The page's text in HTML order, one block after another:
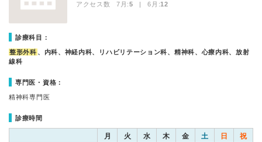
アクセス数 7月:5 | 6月:12
診療科目：
整形外科 、内科、神経内科、リハビリテーション科、精神科、心療内科、放射
線科
専門医・資格：
精神科専門医
診療時間
月 火 水 木 金 土 日 祝